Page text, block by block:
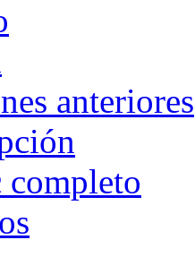
anteriores
completo